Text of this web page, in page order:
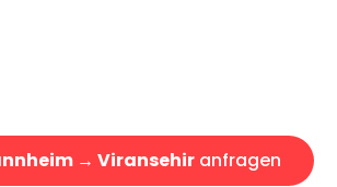
→ Viransehir anfragen